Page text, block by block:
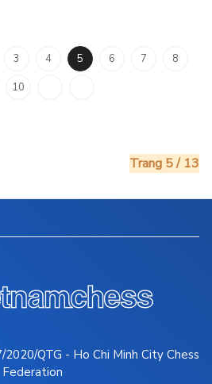
3 4 5 6 7
8
10
Trang 5 / 13
QTG - Ho Chi Minh City Chess
Federation